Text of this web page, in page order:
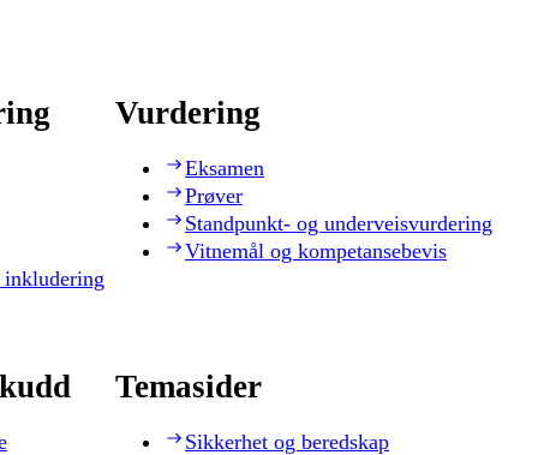
Vurdering
Eksamen
Prøver
Standpunkt- og underveisvurdering
Vitnemål og kompetansebevis
Temasider
Sikkerhet og beredskap